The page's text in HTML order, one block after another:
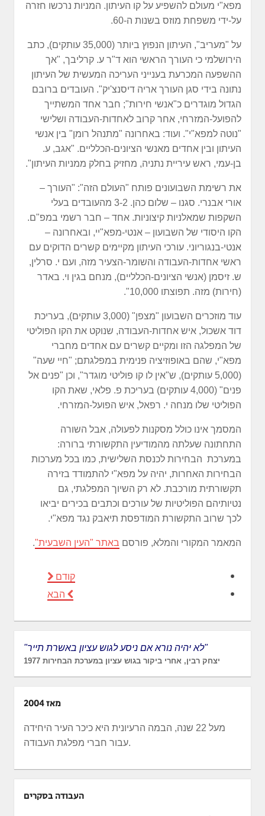
מפא"י מעולם להשפיע על קו העיתון. המניות נרכשו חזרה
על-ידי משפחת מוזס בשנות ה-60.
על "מעריב", העיתון הנפוץ ביותר (35,000 עותקים), כתב
הירושלמי כי העורך הראשי הוא ד"ר ע. קרליבך, "אך
ההשפעה המכרעת בענייני העריכה המעשית של העיתון
נתונה בידי סגן העורך אריה דיסנצ'יק". העובדים ברובם
הגדול מוגדרים כ"אנשי חירות"; חבר אחד המשתייך
להפועל-המזרחי, אחר קרוב לאחדות-העבודה ושלישי
"נוטה למפא"י". ועוד: באחרונה "מתנהל רומן" בין אנשי
העיתון ובין אחדים מאנשי הציונים-הכלליים. "אגב, ע.
בן-עמי, ראש עיריית נתניה, מחזיק בחלק ממניות העיתון".
את רשימת השבועונים פותח "העולם הזה": "העורך –
אורי אבנרי. סגנו – שלום כהן. 3-2 מהעובדים בעלי
השקפות שמאלניות קיצוניות. אחד – חבר רשמי במפ"ם.
הקו היסודי של השבועון – אנטי-מפא"יי, ובאחרונה –
אנטי-בנגוריוני. עורכי העיתון מקיימים קשרים הדוקים עם
ראשי אחדות-העבודה והשומר-הצעיר מזה, ועם י. סרלין,
ש. זיסמן (אנשי הציונים-הכלליים), מנחם בגין וי. באדר
(חירות) מזה. תפוצתו 10,000".
עוד מוזכרים השבועון "מצפן" (3,000 עותקים), בעריכת
דוד אשכול, איש אחדות-העבודה, שנוקט את הקו הפוליטי
של המפלגה הזו ומקיים קשרים עם אחדים מחברי
מפא"י, שהם באופוזיציה פנימית במפלגתם; "חיי שעה"
(5,000 עותקים), ש"אין לו קו פוליטי מוגדר", וכן "פנים אל
פנים" (4,000 עותקים) בעריכת פ. פלאי, שאת הקו
הפוליטי שלו מנחה י. רפאל, איש הפועל-המזרחי.
המסמך אינו כולל מסקנות לפעולה, אבל השורה
התחתונה שעלתה מהמודיעין התקשורתי ברורה:
במערכת הבחירות לכנסת השלישית, כמו בכל מערכות
הבחירות האחרות, יהיה על מפא"י להתמודד בזירה
תקשורתית מורכבת. לא רק השיוך המפלגתי, גם
נטיותיהם הפוליטיות של עורכים וכתבים בכירים יביאו
לכך שרוב התקשורת המודפסת תיאבק נגד מפא"י.
המאמר המקורי והמלא, פורסם באתר "העין השבעית".
קודם
הבא
"לא יהיה נורא אם ניסע לגוש עציון באשרת תייר"
יצחק רבין, אחרי ביקור בגוש עציון במערכת הבחירות 1977
מאז 2004
מעל 22 שנה, הבמה הרעיונית היא כיכר העיר היחידה
עבור חברי מפלגת העבודה.
העבודה בסקרים